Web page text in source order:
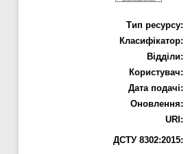
Тип ресурсу:
Класифікатор:
Відділи:
Користувач:
Дата подачі:
Оновлення:
URI:
ДСТУ 8302:2015: